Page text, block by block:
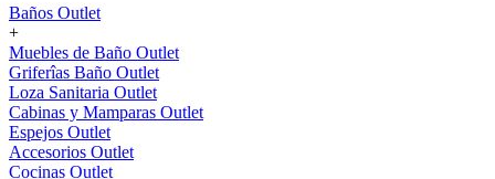
Baños Outlet
+
Muebles de Baño Outlet
Griferîas Baño Outlet
Loza Sanitaria Outlet
Cabinas y Mamparas Outlet
Espejos Outlet
Accesorios Outlet
Cocinas Outlet